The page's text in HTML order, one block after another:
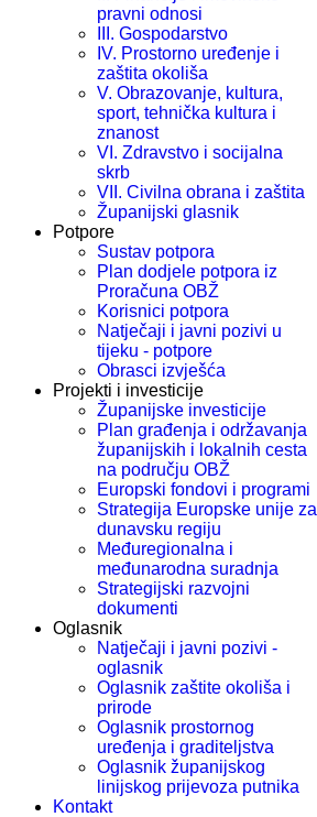
pravni odnosi
III. Gospodarstvo
IV. Prostorno uređenje i
zaštita okoliša
V. Obrazovanje, kultura,
sport, tehnička kultura i
znanost
VI. Zdravstvo i socijalna
skrb
VII. Civilna obrana i zaštita
Županijski glasnik
Potpore
Sustav potpora
Plan dodjele potpora iz
Proračuna OBŽ
Korisnici potpora
Natječaji i javni pozivi u
tijeku - potpore
Obrasci izvješća
Projekti i investicije
Županijske investicije
Plan građenja i održavanja
županijskih i lokalnih cesta
na području OBŽ
Europski fondovi i programi
Strategija Europske unije za
dunavsku regiju
Međuregionalna i
međunarodna suradnja
Strategijski razvojni
dokumenti
Oglasnik
Natječaji i javni pozivi -
oglasnik
Oglasnik zaštite okoliša i
prirode
Oglasnik prostornog
uređenja i graditeljstva
Oglasnik županijskog
linijskog prijevoza putnika
Kontakt